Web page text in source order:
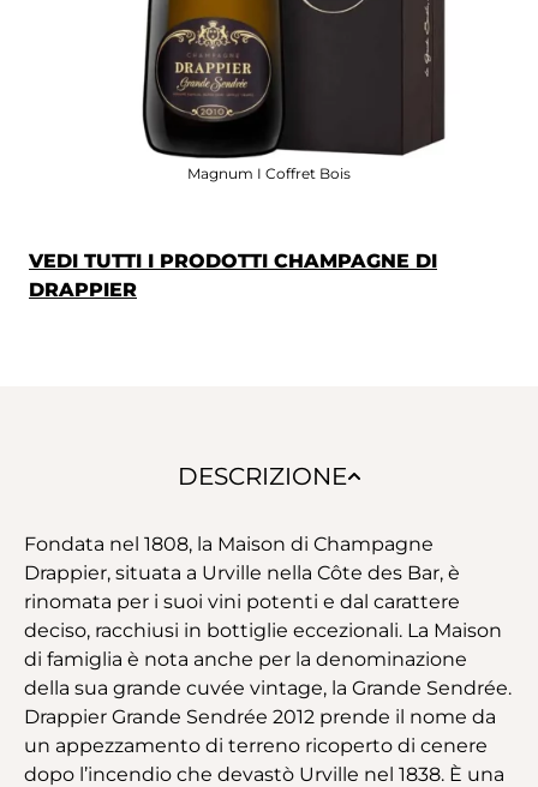
Magnum I Coffret Bois
VEDI TUTTI I PRODOTTI CHAMPAGNE DI
DRAPPIER
DESCRIZIONE
Fondata nel 1808, la Maison di Champagne
Drappier, situata a Urville nella Côte des Bar, è
rinomata per i suoi vini potenti e dal carattere
deciso, racchiusi in bottiglie eccezionali. La Maison
di famiglia è nota anche per la denominazione
della sua grande cuvée vintage, la Grande Sendrée.
Drappier Grande Sendrée 2012 prende il nome da
un appezzamento di terreno ricoperto di cenere
dopo l’incendio che devastò Urville nel 1838. È una